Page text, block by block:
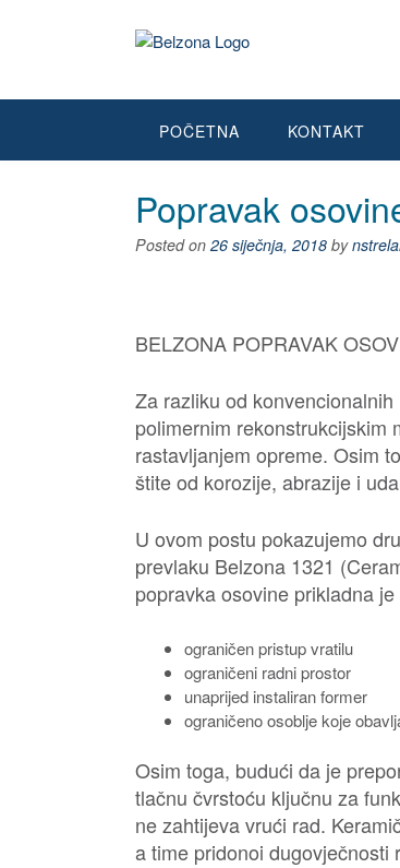
POČETNA KONTAKT
Popravak
Posted on 26 siječnja, 2018 by
BELZONA POPRAVAK
Za razliku od
polimernim
rastavljanjem opreme. Osim
štite od korozije, abrazije i
U ovom postu pokazujemo
prevlaku Belzona 1321
popravka osovine prikladna
ograničen pristup vratilu
ograničeni radni prostor
unaprijed instaliran former
ograničeno osoblje koje
Osim toga, budući da je
tlačnu čvrstoću ključnu za
ne zahtijeva vrući rad.
a time pridonoi dugovječnosti